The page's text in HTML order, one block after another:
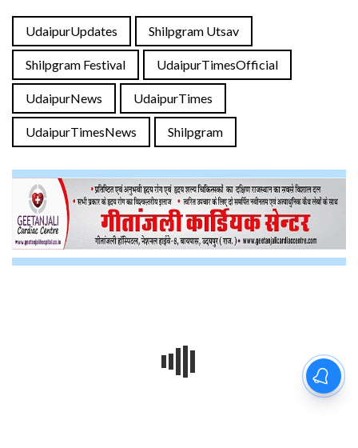
UdaipurUpdates Shilpgram Utsav
Shilpgram Festival UdaipurTimesOfficial
UdaipurNews UdaipurTimes
UdaipurTimesNews Shilpgram